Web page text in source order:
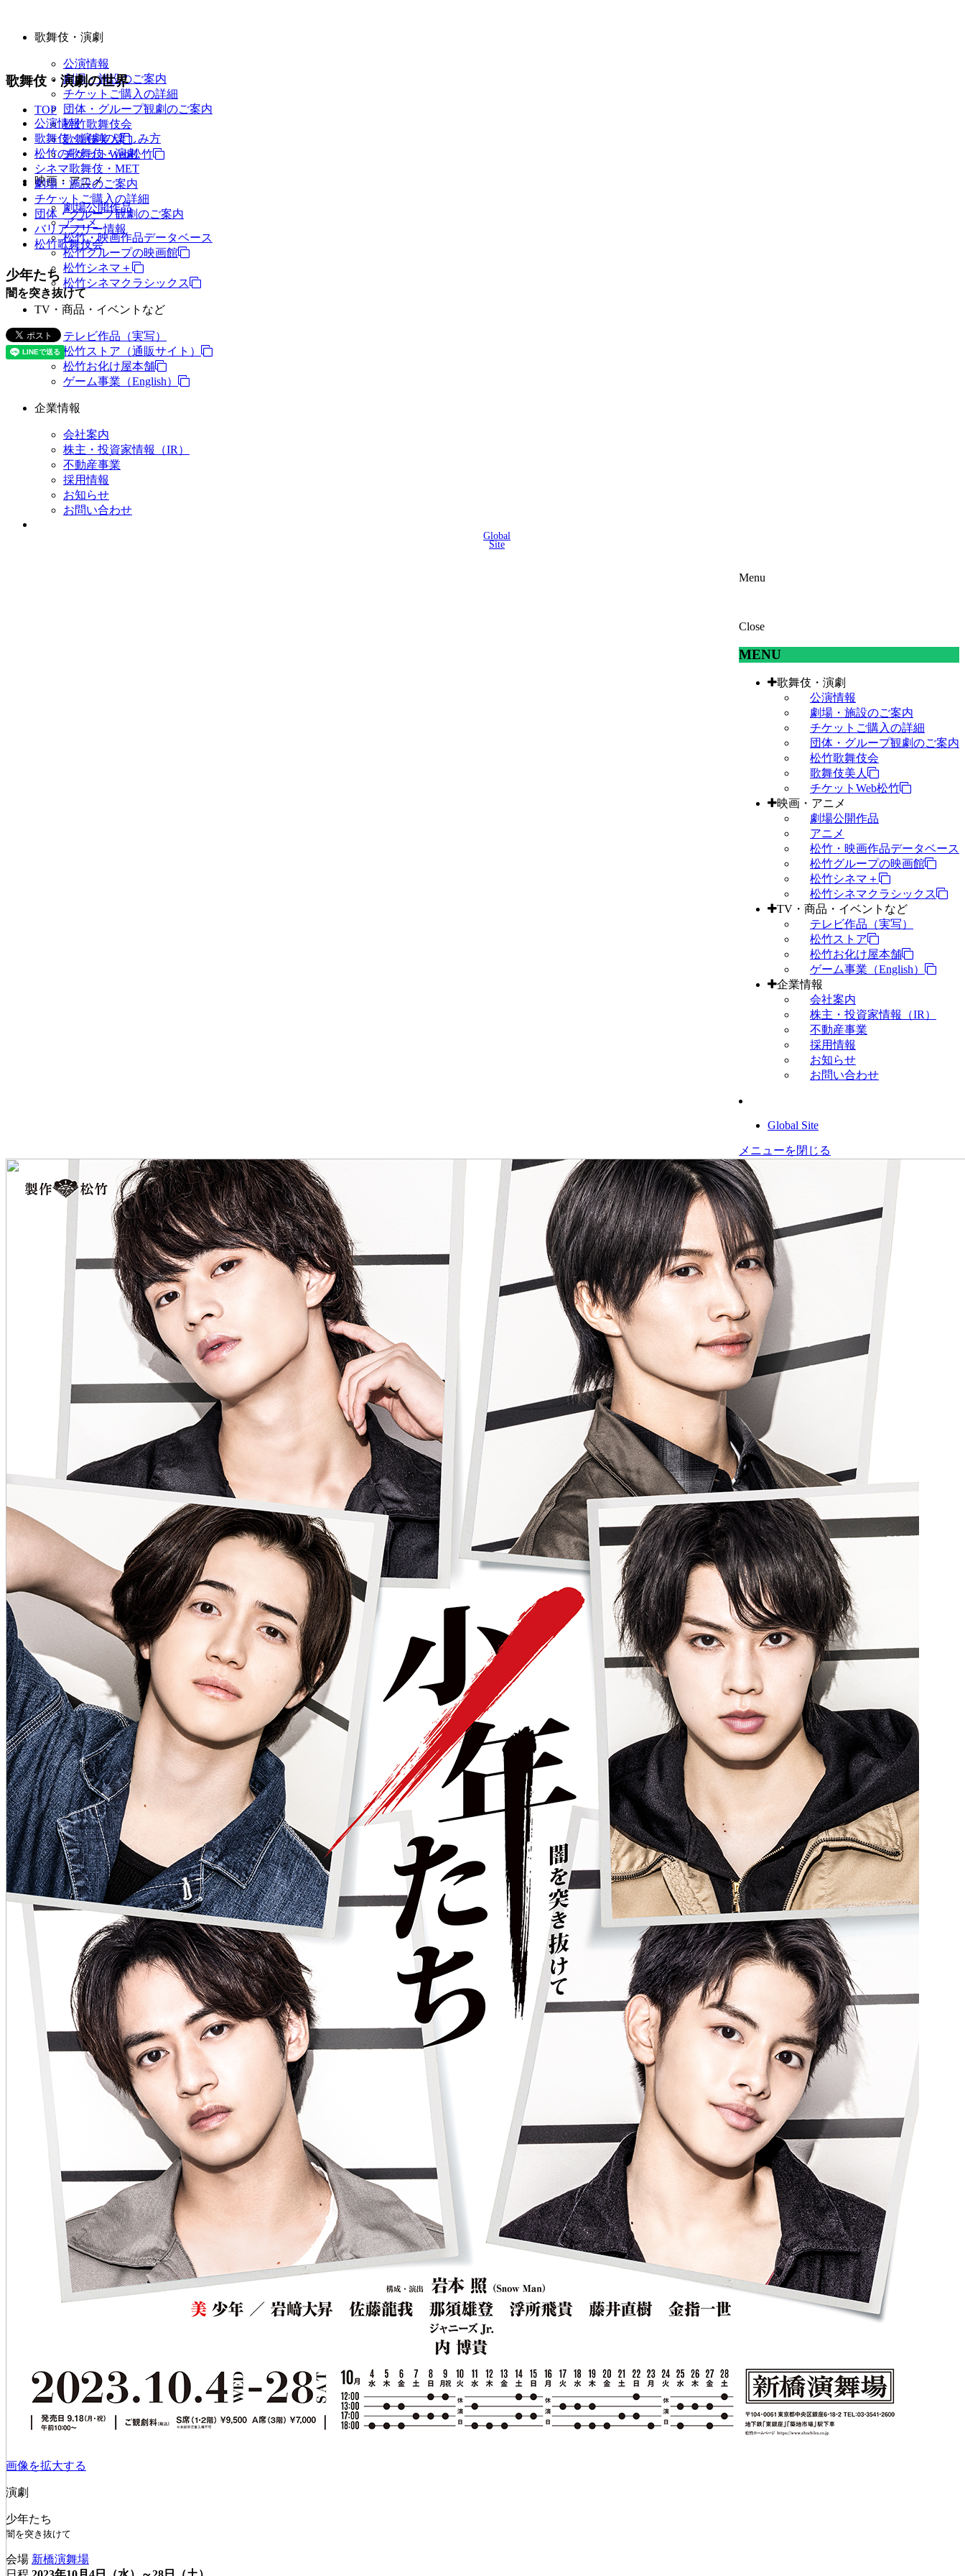
歌舞伎・演劇
公演情報
劇場・施設のご案内
チケットご購入の詳細
団体・グループ観劇のご案内
松竹歌舞伎会
歌舞伎美人
チケットWeb松竹
映画・アニメ
劇場公開作品
アニメ
松竹・映画作品データベース
松竹グループの映画館
松竹シネマ＋
松竹シネマクラシックス
TV・商品・イベントなど
テレビ作品（実写）
松竹ストア（通販サイト）
松竹お化け屋本舗
ゲーム事業（English）
企業情報
会社案内
株主・投資家情報（IR）
不動産事業
採用情報
お知らせ
お問い合わせ
Global
Site
Menu
Close
MENU
歌舞伎・演劇
公演情報
劇場・施設のご案内
チケットご購入の詳細
団体・グループ観劇のご案内
松竹歌舞伎会
歌舞伎美人
チケットWeb松竹
映画・アニメ
劇場公開作品
アニメ
松竹・映画作品データベース
松竹グループの映画館
松竹シネマ＋
松竹シネマクラシックス
TV・商品・イベントなど
テレビ作品（実写）
松竹ストア
松竹お化け屋本舗
ゲーム事業（English）
企業情報
会社案内
株主・投資家情報（IR）
不動産事業
採用情報
お知らせ
お問い合わせ
Global Site
メニューを閉じる
歌舞伎・演劇の世界
TOP
公演情報
歌舞伎・演劇の楽しみ方
松竹の歌舞伎・演劇
シネマ歌舞伎・MET
劇場・施設のご案内
チケットご購入の詳細
団体・グループ観劇のご案内
バリアフリー情報
松竹歌舞伎会
少年たち
闇を突き抜けて
画像を拡大する
演劇
少年たち
闇を突き抜けて
会場 新橋演舞場